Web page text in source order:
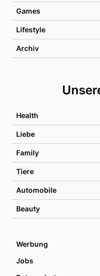
Games
Lifestyle
Archiv
Health
Liebe
Family
Tiere
Automobile
Beauty
Werbung
Jobs